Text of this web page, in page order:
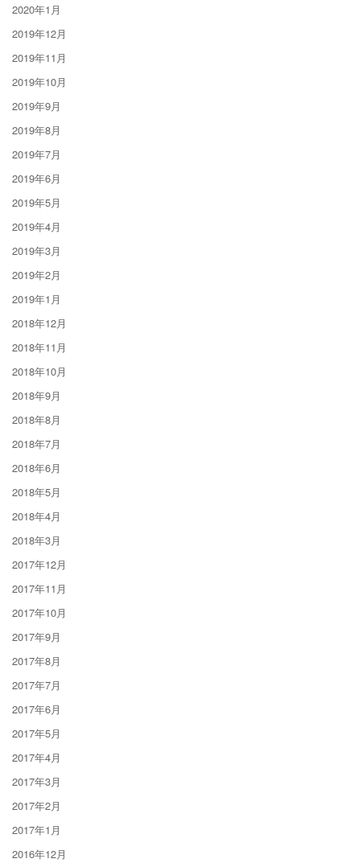
2020年1月
2019年12月
2019年11月
2019年10月
2019年9月
2019年8月
2019年7月
2019年6月
2019年5月
2019年4月
2019年3月
2019年2月
2019年1月
2018年12月
2018年11月
2018年10月
2018年9月
2018年8月
2018年7月
2018年6月
2018年5月
2018年4月
2018年3月
2017年12月
2017年11月
2017年10月
2017年9月
2017年8月
2017年7月
2017年6月
2017年5月
2017年4月
2017年3月
2017年2月
2017年1月
2016年12月